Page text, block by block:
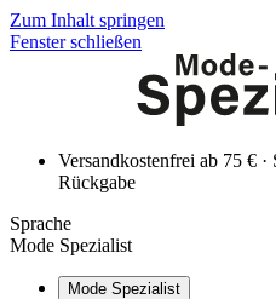
Zum Inhalt springen
Fenster schließen
Versandkostenfrei ab 75 €
Rückgabe
Sprache
Mode Spezialist
Mode Spezialist